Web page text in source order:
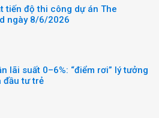
tiến độ thi công dự án The
ngày 8/6/2026
lãi suất 0–6%: “điểm rơi” lý tưởng
đầu tư trẻ